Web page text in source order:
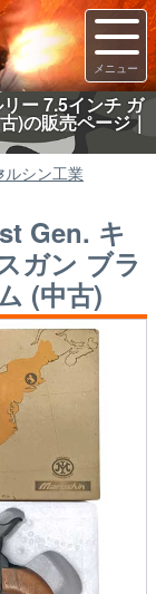
ー 7.5インチ ガ
)の販売ページ｜
ルシン工業
Gen. キ
ガン ブラ
(中古)